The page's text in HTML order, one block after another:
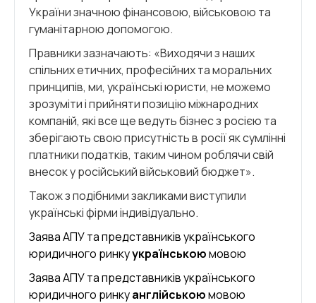
України значною фінансовою, військовою та
гуманітарною допомогою.
Правники зазначають: «Виходячи з наших
спільних етичних, професійних та моральних
принципів, ми, українські юристи, не можемо
зрозуміти і прийняти позицію міжнародних
компаній, які все ще ведуть бізнес з росією та
зберігають свою присутність в росії як сумлінні
платники податків, таким чином роблячи свій
внесок у російський військовий бюджет».
Також з подібними закликами виступили
українські фірми індивідуально.
Заява АПУ та представників українського
юридичного ринкуукраїнськоюмовою
Заява АПУ та представників українського
юридичного ринкуанглійськоюмовою